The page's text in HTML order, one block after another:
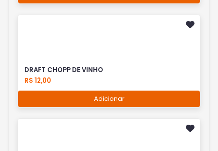
DRAFT CHOPP DE VINHO
R$ 12,00
Adicionar